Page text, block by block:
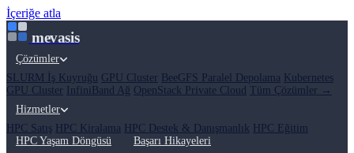
İçeriğe atla
mevasis
Çözümler
SLURM İş Kuyruğu GPU Cluster BeeGFS Paralel Depolama Kubernetes
GPU Cluster
InfiniBand Ağ OpenStack Private Cloud Tüm Çözümler →
Hizmetler
HPC Satış
HPC Kiralama HPC Destek & Danışmanlık
HPC Eğitim
HPC Yaşam Döngüsü
Başarı Hikayeleri